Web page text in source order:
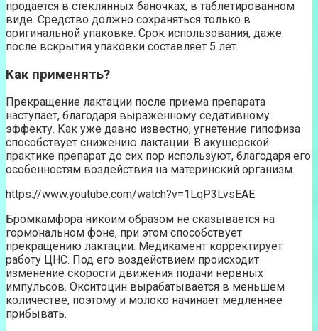
продается в стеклянных баночках, в таблетированном
виде. Средство должно сохраняться только в
оригинальной упаковке. Срок использования, даже
после вскрытия упаковки составляет 5 лет.
Как применять?
Прекращение лактации после приема препарата
наступает, благодаря выраженному седативному
эффекту. Как уже давно известно, угнетение гипофиза
способствует снижению лактации. В акушерской
практике препарат до сих пор используют, благодаря его
особенностям воздействия на материнский организм.
https://www.youtube.com/watch?v=1LqP3LvsEAE
Бромкамфора никоим образом не сказывается на
гормональном фоне, при этом способствует
прекращению лактации. Медикамент корректирует
работу ЦНС. Под его воздействием происходит
изменение скорости движения подачи нервных
импульсов. Окситоцин вырабатывается в меньшем
количестве, поэтому и молоко начинает медленнее
прибывать.